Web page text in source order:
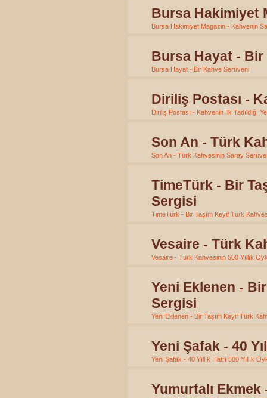
Bursa Hakimiyet
Bursa Hakimiyet Magazin - Kahvenin
Bursa Hayat -
Bursa Hayat - Bir Kahve Serüveni
Diriliş Postası -
Diriliş Postası - Kahvenin İlk Tadıldığı
Son An - Türk
Son An - Türk Kahvesinin Saray
TimeTürk - Bir
Sergisi
TimeTürk - Bir Taşım Keyif Türk
Vesaire - Türk
Vesaire - Türk Kahvesinin 500 Yıllık
Yeni Eklenen -
Sergisi
Yeni Eklenen - Bir Taşım Keyif Türk
Yeni Şafak - 40
Yeni Şafak - 40 Yıllık Hatrı 500 Yıllık
Yumurtalı Ekmek